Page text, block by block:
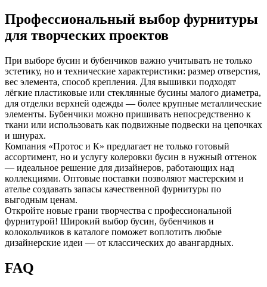
Профессиональный выбор фурнитуры
для творческих проектов
При выборе бусин и бубенчиков важно учитывать не только
эстетику, но и технические характеристики: размер отверстия,
вес элемента, способ крепления. Для вышивки подходят
лёгкие пластиковые или стеклянные бусины малого диаметра,
для отделки верхней одежды — более крупные металлические
элементы. Бубенчики можно пришивать непосредственно к
ткани или использовать как подвижные подвески на цепочках
и шнурах.
Компания «Протос и К» предлагает не только готовый
ассортимент, но и услугу колеровки бусин в нужный оттенок
— идеальное решение для дизайнеров, работающих над
коллекциями. Оптовые поставки позволяют мастерским и
ателье создавать запасы качественной фурнитуры по
выгодным ценам.
Откройте новые грани творчества с профессиональной
фурнитурой! Широкий выбор бусин, бубенчиков и
колокольчиков в каталоге поможет воплотить любые
дизайнерские идеи — от классических до авангардных.
FAQ